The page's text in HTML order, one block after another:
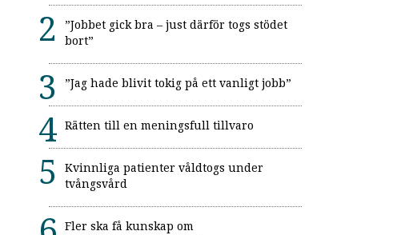
”Jobbet gick bra – just därför togs stödet
bort”
”Jag hade blivit tokig på ett vanligt jobb”
Rätten till en meningsfull tillvaro
Kvinnliga patienter våldtogs under
tvångsvård
Fler ska få kunskap om